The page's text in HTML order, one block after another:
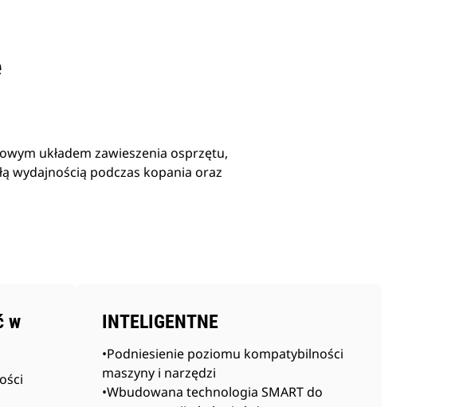
układem zawieszenia osprzętu,
wydajnością podczas kopania oraz
w
INTELIGENTNE
•Podniesienie poziomu kompatybilności
maszyny i narzędzi
•Wbudowana technologia SMART do